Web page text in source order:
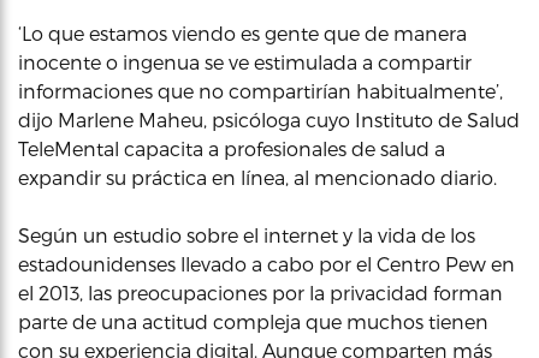
‘Lo que estamos viendo es gente que de manera
inocente o ingenua se ve estimulada a compartir
informaciones que no compartirían habitualmente’,
dijo Marlene Maheu, psicóloga cuyo Instituto de Salud
TeleMental capacita a profesionales de salud a
expandir su práctica en línea, al mencionado diario.
Según un estudio sobre el internet y la vida de los
estadounidenses llevado a cabo por el Centro Pew en
el 2013, las preocupaciones por la privacidad forman
parte de una actitud compleja que muchos tienen
con su experiencia digital. Aunque comparten más